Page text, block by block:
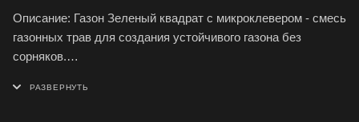
Описание: Газон Зеленый квадрат с микроклевером - смесь
газонных трав для создания устойчивого газона без
сорняков.
необходимо перекопать, разровнять граблями. Затем